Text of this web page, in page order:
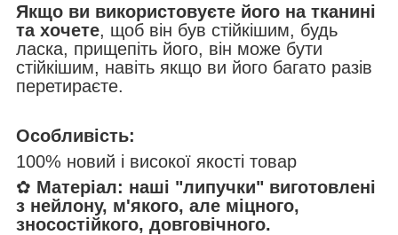
Якщо ви використовуєте його на тканині
та хочете, щоб він був стійкішим, будь
ласка, прищепіть його, він може бути
стійкішим, навіть якщо ви його багато разів
перетираєте.
Особливість:
100% новий і високої якості товар
✿ Матеріал: наші "липучки" виготовлені
з нейлону, м'якого, але міцного,
зносостійкого, довговічного.